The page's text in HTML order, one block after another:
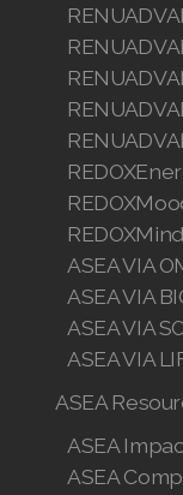
REDOXMind
ASEA VIA
ASEA VIA
ASEA VIA
ASEA VIA
ASEA
ASEA
ASEA